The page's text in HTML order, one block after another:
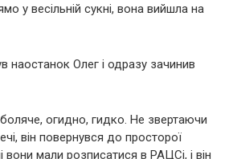
у весільній сукні, вона вийшла на
наостанок Олег і одразу зачинив
огидно, гидко. Не звертаючи
він повернувся до просторої
вони мали розписатися в РАЦСі, і він